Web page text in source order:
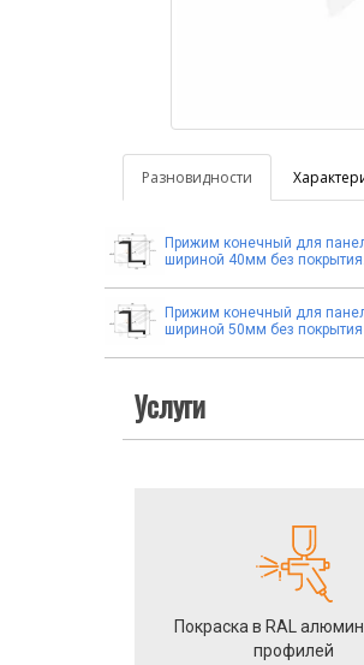
Разновидности
Прижим конечный для
шириной 40мм без покрытия.
Прижим конечный для
шириной 50мм без покрытия
Услуги
Покраска в RAL
профилей